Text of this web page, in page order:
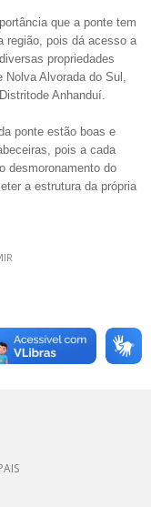
que a ponte tem
região, pois dá acesso a
propriedades
Nolva Alvorada do Sul,
Anhanduí.
ponte estão boas e
pois a cada
desmoronamento do
a estrutura da própria